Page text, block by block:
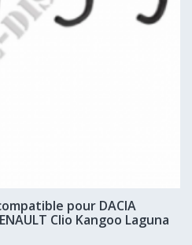
pour DACIA
Clio Kangoo Laguna